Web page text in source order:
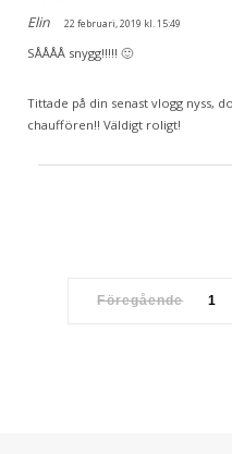
Elin 22 februari, 2019 kl. 15:49
SÅÅÅÅ snygg!!!!! 🙂
Tittade på din senast vlogg nyss,
chauffören!! Väldigt roligt!
Föregående 1